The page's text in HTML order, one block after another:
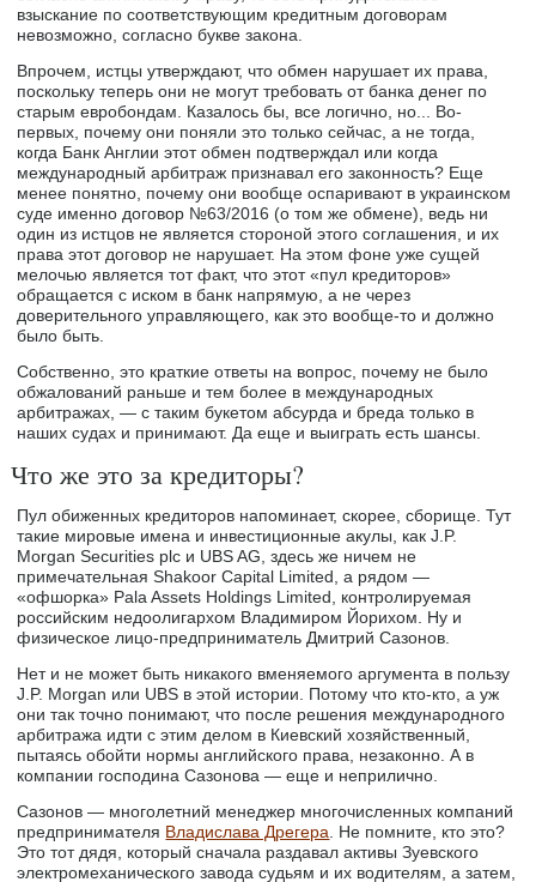
взыскание по соответствующим кредитным договорам
невозможно, согласно букве закона.
Впрочем, истцы утверждают, что обмен нарушает их права,
поскольку теперь они не могут требовать от банка денег по
старым евробондам. Казалось бы, все логично, но... Во-
первых, почему они поняли это только сейчас, а не тогда,
когда Банк Англии этот обмен подтверждал или когда
международный арбитраж признавал его законность? Еще
менее понятно, почему они вообще оспаривают в украинском
суде именно договор №63/2016 (о том же обмене), ведь ни
один из истцов не является стороной этого соглашения, и их
права этот договор не нарушает. На этом фоне уже сущей
мелочью является тот факт, что этот «пул кредиторов»
обращается с иском в банк напрямую, а не через
доверительного управляющего, как это вообще-то и должно
было быть.
Собственно, это краткие ответы на вопрос, почему не было
обжалований раньше и тем более в международных
арбитражах, — с таким букетом абсурда и бреда только в
наших судах и принимают. Да еще и выиграть есть шансы.
Что же это за кредиторы?
Пул обиженных кредиторов напоминает, скорее, сборище. Тут
такие мировые имена и инвестиционные акулы, как J.P.
Morgan Securities plc и UBS AG, здесь же ничем не
примечательная Shakoor Capital Limited, а рядом —
«офшорка» Pala Assets Holdings Limited, контролируемая
российским недоолигархом Владимиром Йорихом. Ну и
физическое лицо-предприниматель Дмитрий Сазонов.
Нет и не может быть никакого вменяемого аргумента в пользу
J.P. Morgan или UBS в этой истории. Потому что кто-кто, а уж
они так точно понимают, что после решения международного
арбитража идти с этим делом в Киевский хозяйственный,
пытаясь обойти нормы английского права, незаконно. А в
компании господина Сазонова — еще и неприлично.
Сазонов — многолетний менеджер многочисленных компаний
предпринимателя Владислава Дрегера. Не помните, кто это?
Это тот дядя, который сначала раздавал активы Зуевского
электромеханического завода судьям и их водителям, а затем,